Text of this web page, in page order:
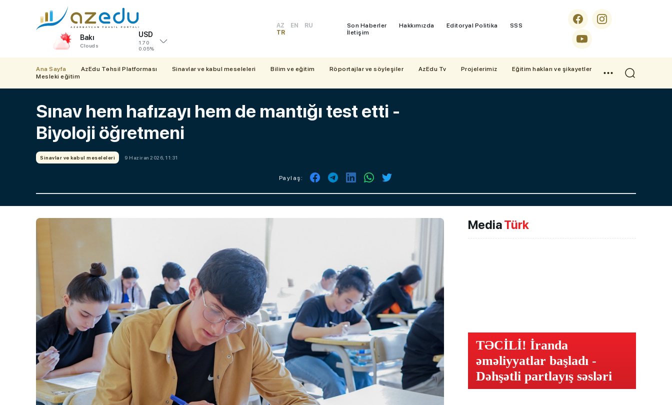
Bakı
Clouds
USD
1.70
0.05%
AZ EN
RU
TR
Son Haberler Hakkımızda Editoryal Politika
SSS
İletişim
Ana Sayfa AzEdu Təhsil Platforması Sinavlar ve kabul meseleleri Bilim ve eğitim Röportajlar ve söyleşiler AzEdu Tv Projelerimiz
Eğitim hakları ve şikayetler
Mesleki eğitim
Sınav hem hafızayı hem de mantığı test etti -
Biyoloji öğretmeni
Sinavlar ve kabul meseleleri 9 Haziran 2026, 11:31
Paylaş:
MediaTürk
TƏCİLİ! İranda
əməliyyatlar başladı -
Dəhşətli partlayış səsləri